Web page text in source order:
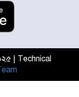
আহত যোদ্ধা
৯২
করল JRA
| Technical